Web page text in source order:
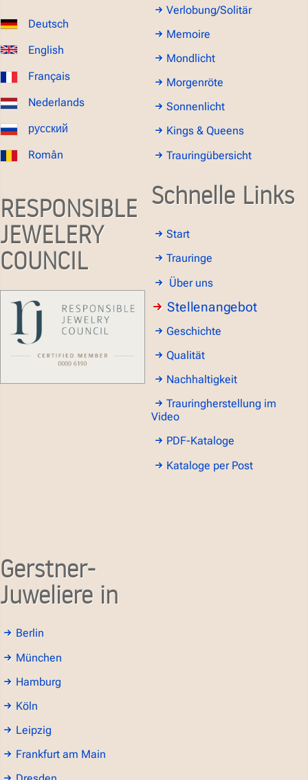
Deutsch
English
Français
Nederlands
русский
Român
RESPONSIBLE
JEWELERY
COUNCIL
Verlobung/Solitär
Memoire
Mondlicht
Morgenröte
Sonnenlicht
Kings & Queens
Trauringübersicht
Schnelle Links
Start
Trauringe
Über uns
Stellenangebot
Geschichte
Qualität
Nachhaltigkeit
Trauringherstellung im
Video
PDF-Kataloge
Kataloge per Post
Gerstner-
Juweliere in
Berlin
München
Hamburg
Köln
Leipzig
Frankfurt am Main